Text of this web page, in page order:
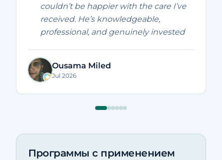
couldn’t be happier with the care I’ve
received. He’s knowledgeable,
professional, and genuinely invested
seen real improvements in my pain
and mobility, and every session has
been worthwhile. Highly
recommended to anyone looking for
an excellent physiotherapist. Thank
Ousama Miled
Jul 2026
Программы с применением